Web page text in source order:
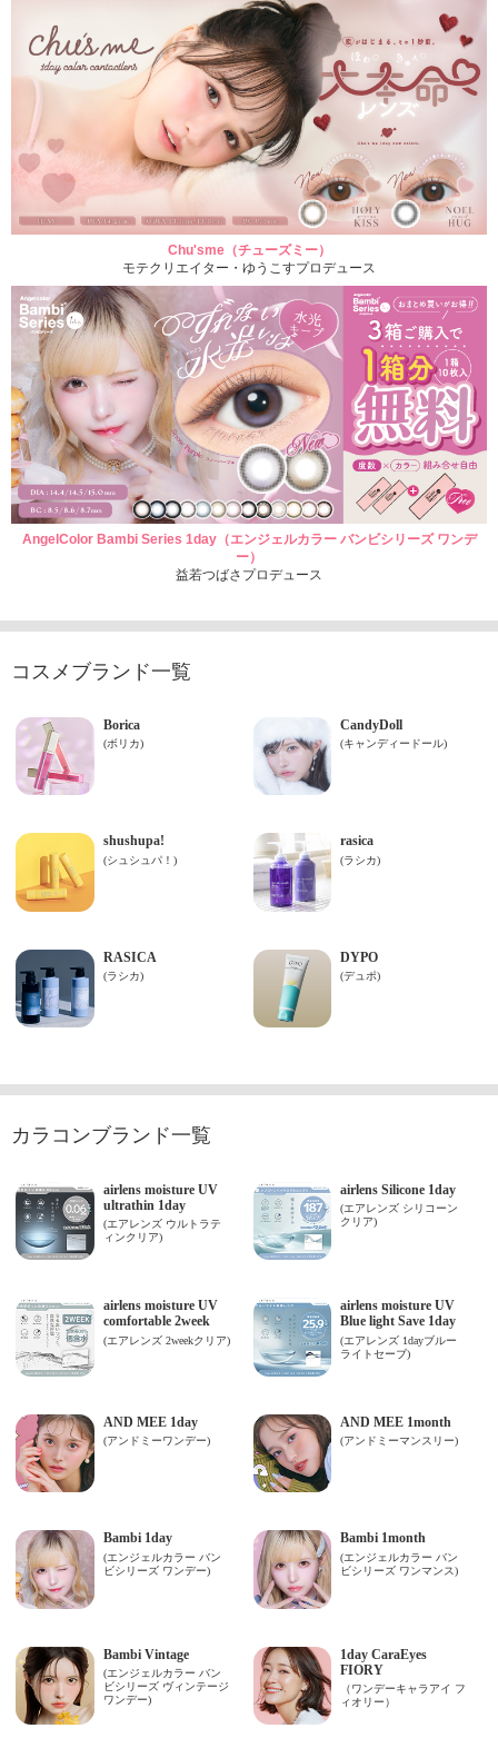
Chu'sme（チューズミー）
モテクリエイター・ゆうこすプロデュース
AngelColor Bambi Series 1day（エンジェルカラー バンビシリーズ ワンデ
ー）
益若つばさプロデュース
コスメブランド一覧
カラコンブランド一覧